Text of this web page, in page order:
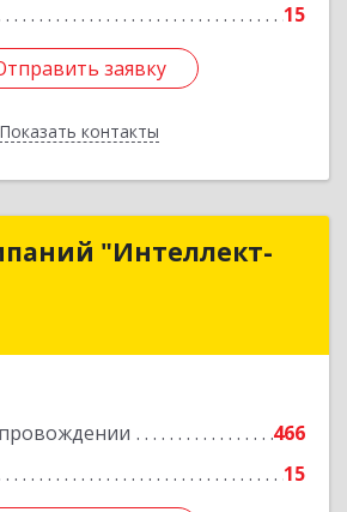
15
заявку
Показать контакты
заявку
Назад
"Интеллект-
466
15
"Интеллект-
Подробнее